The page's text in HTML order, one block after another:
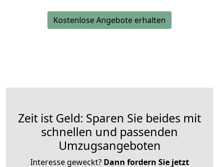
Kostenlose Angebote erhalten
Zeit ist Geld: Sparen Sie beides mit
schnellen und passenden
Umzugsangeboten
Interesse geweckt? Dann fordern Sie jetzt